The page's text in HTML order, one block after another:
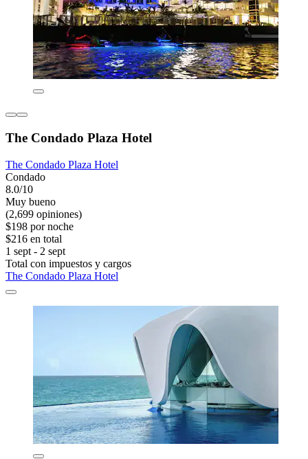
The Condado Plaza Hotel
The Condado Plaza Hotel
Condado
8.0/10
Muy bueno
(2,699 opiniones)
$198 por noche
$216 en total
1 sept - 2 sept
Total con impuestos y cargos
The Condado Plaza Hotel